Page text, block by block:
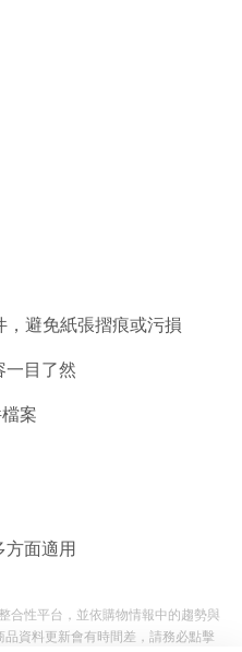
避免紙張摺痕或污損
一目了然
案
方面適用
合性平台，並依購物情報中的趨勢與
資料更新會有時間差，請務必點擊